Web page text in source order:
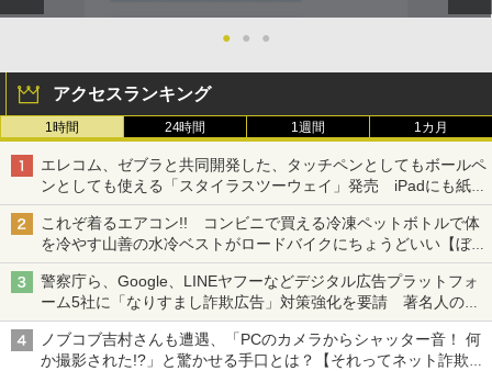
● ● ●
アクセスランキング
1時間 24時間 1週間 1カ月
エレコム、ゼブラと共同開発した、タッチペンとしてもボールペ
ンとしても使える「スタイラスツーウェイ」発売 iPadにも紙に
も、持ち替えずに書き込める
これぞ着るエアコン!! コンビニで買える冷凍ペットボトルで体
を冷やす山善の水冷ベストがロードバイクにちょうどいい【ぼっ
ち・ざ・ろーど！その14】【空いた時間でなにしてる？】
警察庁ら、Google、LINEヤフーなどデジタル広告プラットフォ
ーム5社に「なりすまし詐欺広告」対策強化を要請 著名人の写
真や映像を使った投資詐欺などへの対策として
ノブコブ吉村さんも遭遇、「PCのカメラからシャッター音！ 何
か撮影された!?」と驚かせる手口とは？【それってネット詐欺で